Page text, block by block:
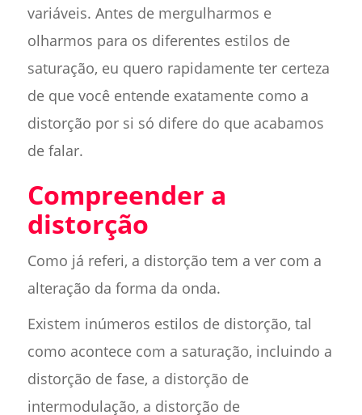
variáveis. Antes de mergulharmos e
olharmos para os diferentes estilos de
saturação, eu quero rapidamente ter certeza
de que você entende exatamente como a
distorção por si só difere do que acabamos
de falar.
Compreender a
distorção
Como já referi, a distorção tem a ver com a
alteração da forma da onda.
Existem inúmeros estilos de distorção, tal
como acontece com a saturação, incluindo a
distorção de fase, a distorção de
intermodulação, a distorção de